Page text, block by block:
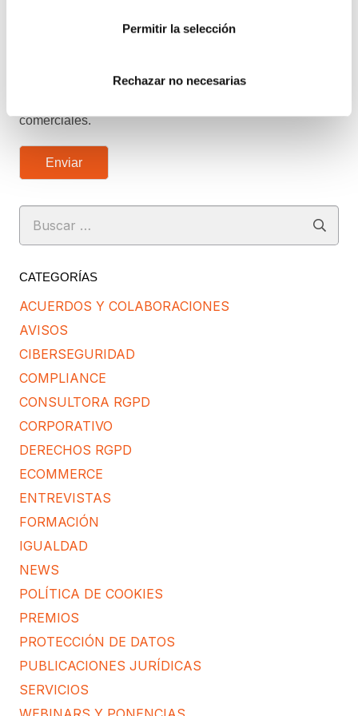
Permitir la selección
Rechazar no necesarias
ENTIENDO Y ACEPTO el tratamiento de mis
comerciales.
Enviar
Buscar:
CATEGORÍAS
ACUERDOS Y COLABORACIONES
AVISOS
CIBERSEGURIDAD
COMPLIANCE
CONSULTORA RGPD
CORPORATIVO
DERECHOS RGPD
ECOMMERCE
ENTREVISTAS
FORMACIÓN
IGUALDAD
NEWS
POLÍTICA DE COOKIES
PREMIOS
PROTECCIÓN DE DATOS
PUBLICACIONES JURÍDICAS
SERVICIOS